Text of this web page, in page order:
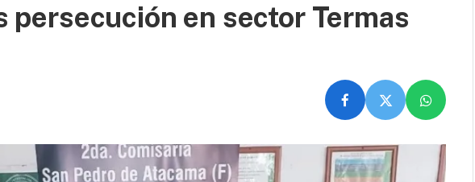
persecución en sector Termas